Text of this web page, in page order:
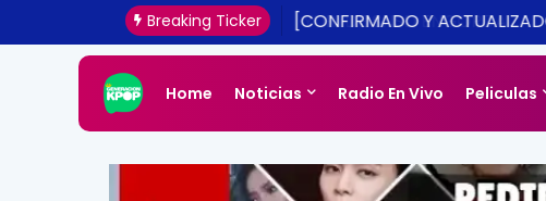
Breaking Ticker
[CONFIRMADO Y
UNA REALIDAD ESTE 2014
Home Noticias Radio En Vivo Peliculas